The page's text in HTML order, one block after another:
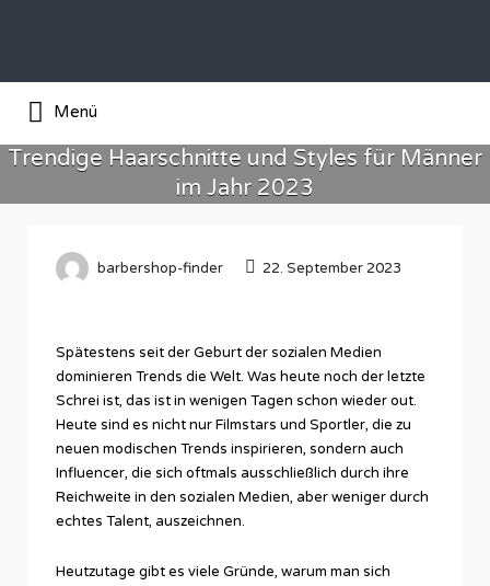
Das Barber-Shop Verzechnis
Menü
Trendige Haarschnitte und Styles für Männer
im Jahr 2023
barbershop-finder 22. September 2023
Spätestens seit der Geburt der sozialen Medien
dominieren Trends die Welt. Was heute noch der letzte
Schrei ist, das ist in wenigen Tagen schon wieder out.
Heute sind es nicht nur Filmstars und Sportler, die zu
neuen modischen Trends inspirieren, sondern auch
Influencer, die sich oftmals ausschließlich durch ihre
Reichweite in den sozialen Medien, aber weniger durch
echtes Talent, auszeichnen.
Heutzutage gibt es viele Gründe, warum man sich